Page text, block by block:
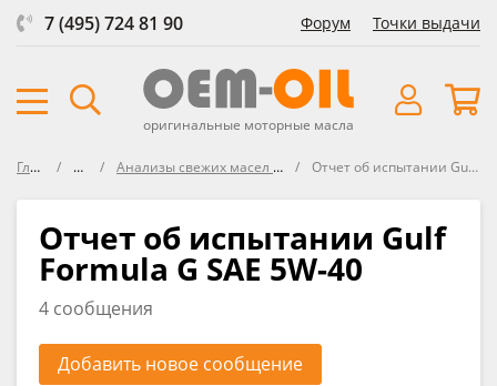
7 (495) 724 81 90 Форум Точки выдачи
оригинальные моторные масла
Главная Форум Анализы свежих масел VOA (Virgin Oil Analysis) Отчет об испытании Gulf Formula G SAE 5W-40
Отчет об испытании Gulf
Formula G SAE 5W-40
4 сообщения
Добавить новое сообщение